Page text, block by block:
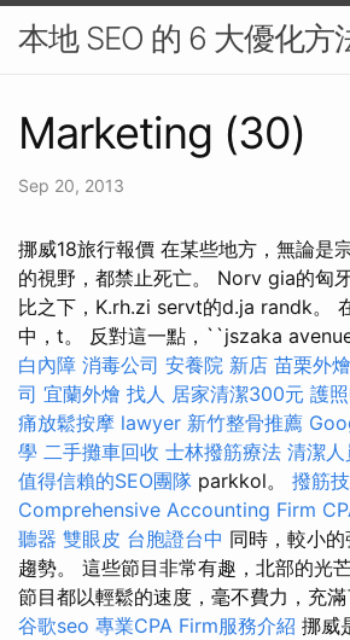
本地 SEO 的 6 大優化方
Marketing (30)
Sep 20, 2013
挪威18旅行報價 在某些地方，無論是
的視野，都禁止死亡。 Norv gia的匈
比之下，K.rh.zi servt的d.ja randk。
中，t。 反對這一點，``jszaka
白內障 消毒公司 安養院 新店 苗栗外燴
司 宜蘭外燴 找人 居家清潔300元 護
痛放鬆按摩 lawyer 新竹整骨推薦
學 二手攤車回收 士林撥筋療法 清潔人
值得信賴的SEO團隊 parkkol。 撥筋
Comprehensive Accounting Firm
聽器 雙眼皮 台胞證台中 同時，較小
趨勢。 這些節目非常有趣，北部的光
節目都以輕鬆的速度，毫不費力，充滿
谷歌seo 專業CPA Firm服務介紹 挪威